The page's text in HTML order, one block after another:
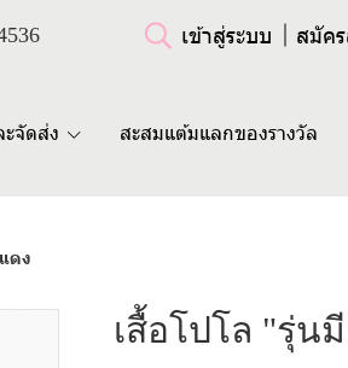
เข้าสู่ระบบ สมัค
จัดส่ง สะสมแต้มแลกของรางวัล
ดง
เสื้อโปโล "รุ่น